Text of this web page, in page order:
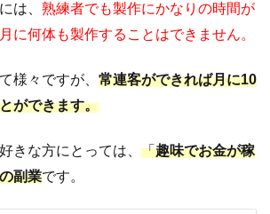
は、 熟練者でも製作にかなりの時間が
に何体も製作することはできません。
様々ですが、 常連客ができれば月に10
ができます。
きな方にとっては、 「趣味でお金が稼
副業です。